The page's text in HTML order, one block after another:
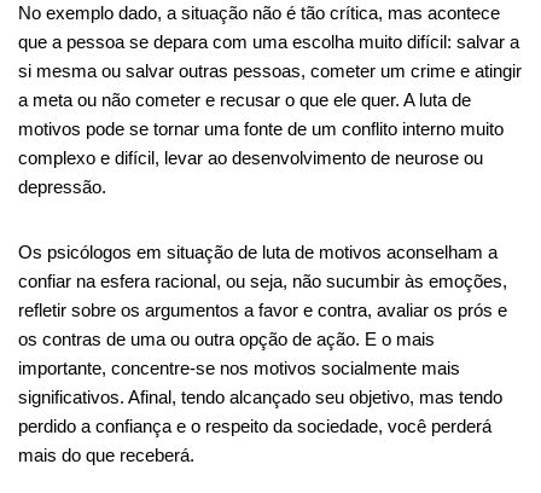
No exemplo dado, a situação não é tão crítica, mas acontece
que a pessoa se depara com uma escolha muito difícil: salvar a
si mesma ou salvar outras pessoas, cometer um crime e atingir
a meta ou não cometer e recusar o que ele quer. A luta de
motivos pode se tornar uma fonte de um conflito interno muito
complexo e difícil, levar ao desenvolvimento de neurose ou
depressão.
Os psicólogos em situação de luta de motivos aconselham a
confiar na esfera racional, ou seja, não sucumbir às emoções,
refletir sobre os argumentos a favor e contra, avaliar os prós e
os contras de uma ou outra opção de ação. E o mais
importante, concentre-se nos motivos socialmente mais
significativos. Afinal, tendo alcançado seu objetivo, mas tendo
perdido a confiança e o respeito da sociedade, você perderá
mais do que receberá.